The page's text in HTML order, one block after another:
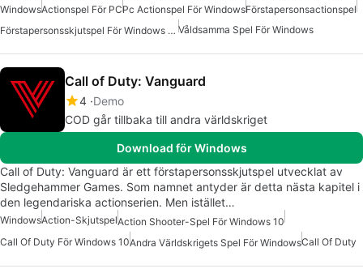
WindowsActionspel För PCPc Actionspel För WindowsFörstapersonsactionspel
Förstapersonsskjutspel För Windows 10 Våldsamma Spel För Windows
Call of Duty: Vanguard
4 Demo
COD går tillbaka till andra världskriget
Download för Windows
Call of Duty: Vanguard är ett förstapersonsskjutspel utvecklat av
Sledgehammer Games. Som namnet antyder är detta nästa kapitel i
den legendariska actionserien. Men istället…
WindowsAction-SkjutspelAction Shooter-Spel För Windows 10
Call Of Duty För Windows 10Andra Världskrigets Spel För WindowsCall Of Duty